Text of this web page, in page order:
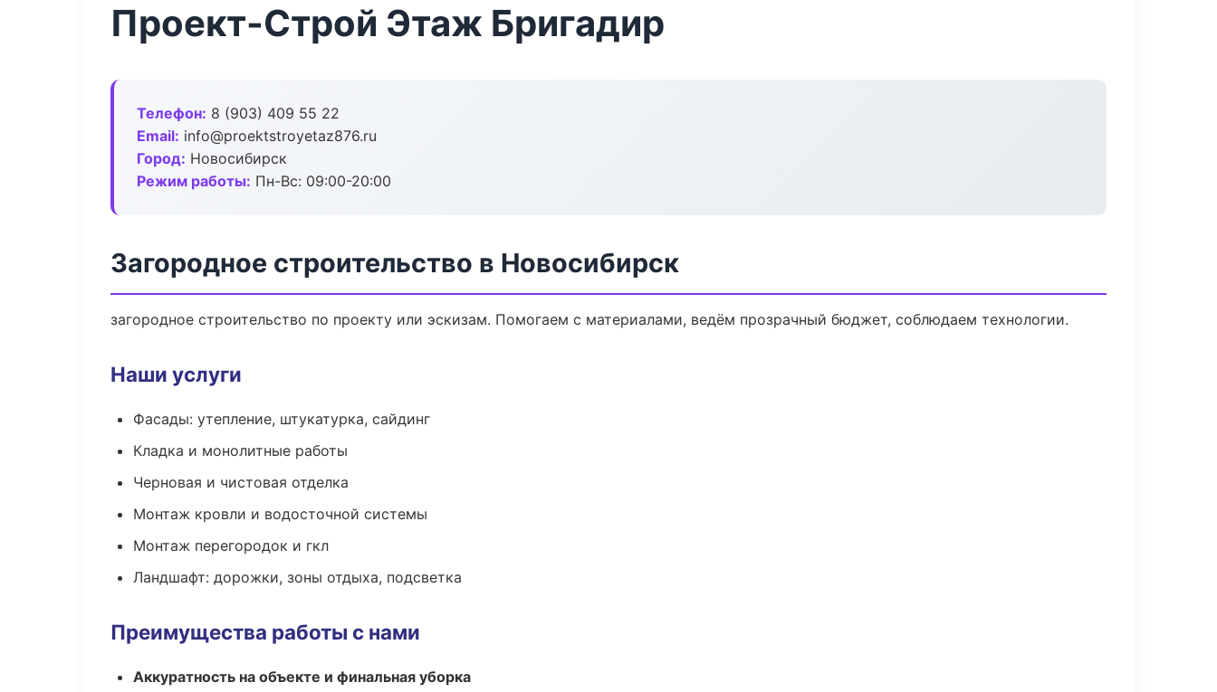
Проект-Строй Этаж Бригадир
Телефон: 8 (903) 409 55 22
Email: info@proektstroyetaz876.ru
Город: Новосибирск
Режим работы: Пн-Вс: 09:00-20:00
Загородное строительство в Новосибирск
загородное строительство по проекту или эскизам. Помогаем с материалами, ведём прозрачный бюджет, соблюдаем технологии.
Наши услуги
Фасады: утепление, штукатурка, сайдинг
Кладка и монолитные работы
Черновая и чистовая отделка
Монтаж кровли и водосточной системы
Монтаж перегородок и гкл
Ландшафт: дорожки, зоны отдыха, подсветка
Преимущества работы с нами
Аккуратность на объекте и финальная уборка